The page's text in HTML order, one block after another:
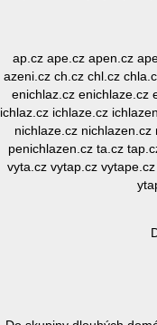
ap.cz ape.cz apen.cz
azeni.cz ch.cz chl.cz
enichlaz.cz enichlaze.cz
ichlaz.cz ichlaze.cz
nichlaze.cz
penichlazen.cz ta.cz
vyta.cz vytap.cz